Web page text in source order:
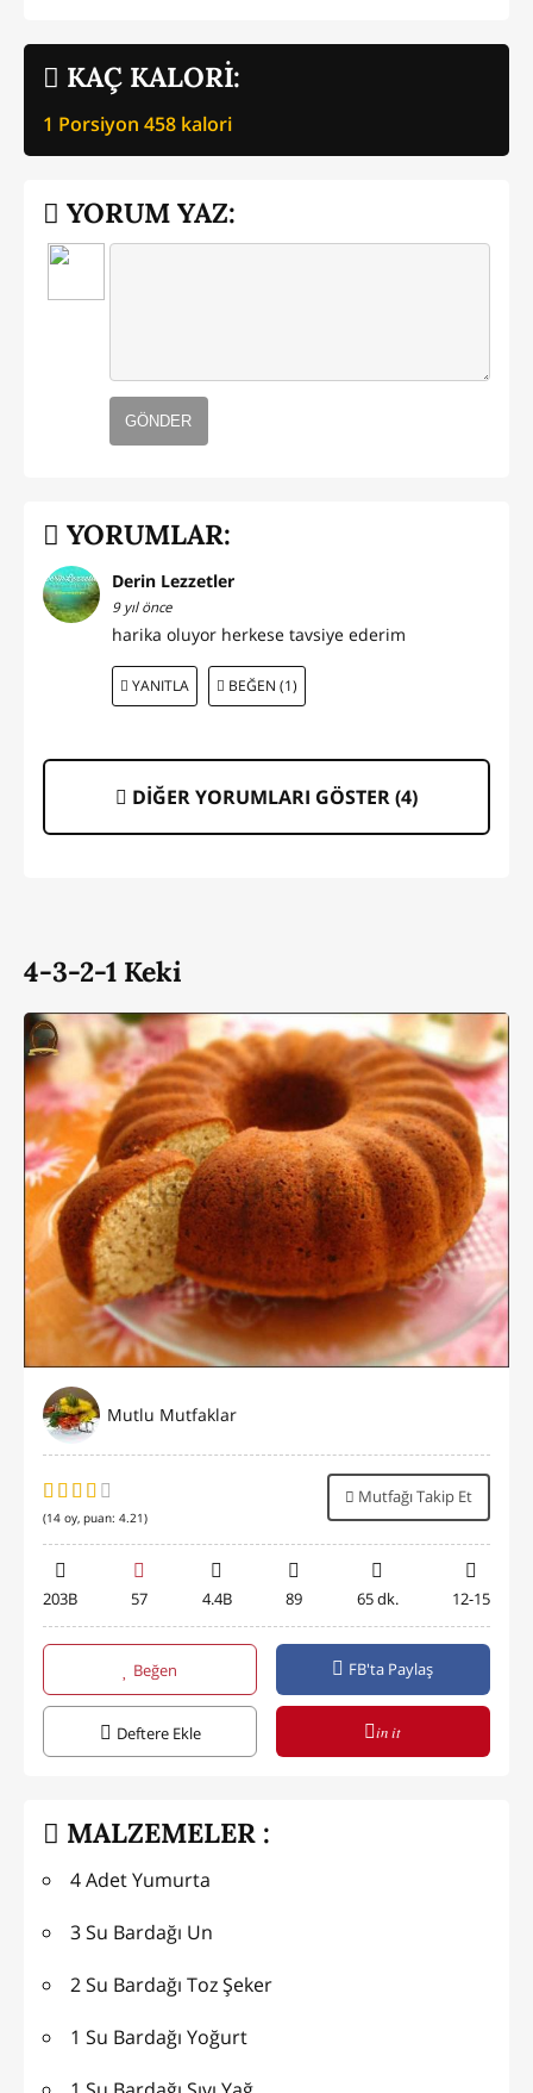
KAÇ KALORİ:
1 Porsiyon 458 kalori
YORUM YAZ:
GÖNDER
YORUMLAR:
Derin Lezzetler
9 yıl önce
harika oluyor herkese tavsiye ederim
YANITLA BEĞEN (1)
DİĞER YORUMLARI GÖSTER (4)
4-3-2-1 Keki
Mutlu Mutfaklar
(14 oy, puan: 4.21)
Mutfağı Takip Et
203B 57 4.4B 89 65 dk. 12-15
Beğen FB'ta Paylaş
Deftere Ekle in it
MALZEMELER :
4 Adet Yumurta
3 Su Bardağı Un
2 Su Bardağı Toz Şeker
1 Su Bardağı Yoğurt